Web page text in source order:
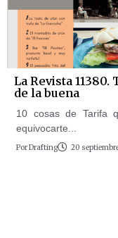
La Revista
de la buena
10 cosas de Tarifa
equivocarte...
PorDrafting 20